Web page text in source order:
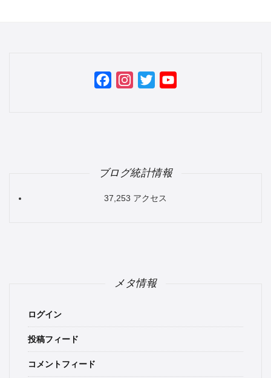
FacebookInstagram
Twitter
ブログ統計情報
37,253 アクセス
メタ情報
ログイン
投稿フィード
コメントフィード